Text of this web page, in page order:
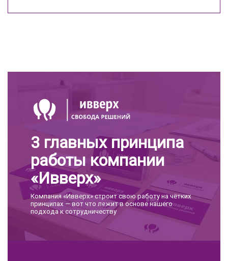
3 главных принципа
работы компании
«Ивверх»
Компания «Ивверх» строит свою работу на чётких
принципах — вот что лежит в основе нашего
подхода к сотрудничеству